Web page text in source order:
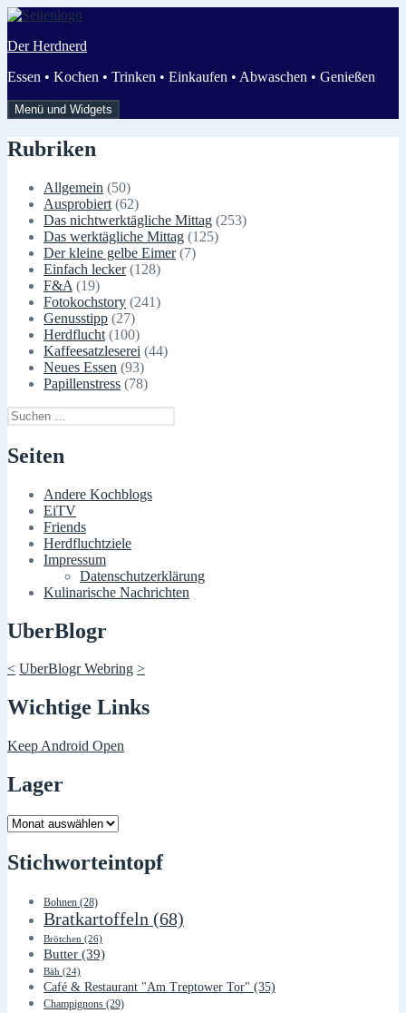
Zum
springen
Der Herdnerd
Essen • Kochen • Trinken • Einkaufen • Abwaschen • Genießen
Menü und Widgets
Rubriken
Allgemein (50)
Ausprobiert (62)
Das nichtwerktägliche Mittag (253)
Das werktägliche Mittag (125)
Der kleine gelbe Eimer(7)
Einfach lecker(128)
F&A (19)
Fotokochstory (241)
Genusstipp (27)
Herdflucht (100)
Kaffeesatzleserei (44)
Neues Essen (93)
Papillenstress (78)
Suchen
nach:
Seiten
Andere Kochblogs
EiTV
Friends
Herdfluchtziele
Impressum
Datenschutzerklärung
Kulinarische Nachrichten
UberBlogr
< UberBlogr Webring >
Wichtige Links
Keep Android Open
Lager
Lager
Stichworteintopf
Bohnen (28)
Bratkartoffeln (68)
Brötchen (26)
Butter (39)
Bäh (24)
Café & Restaurant "Am Treptower Tor" (35)
Champignons (29)